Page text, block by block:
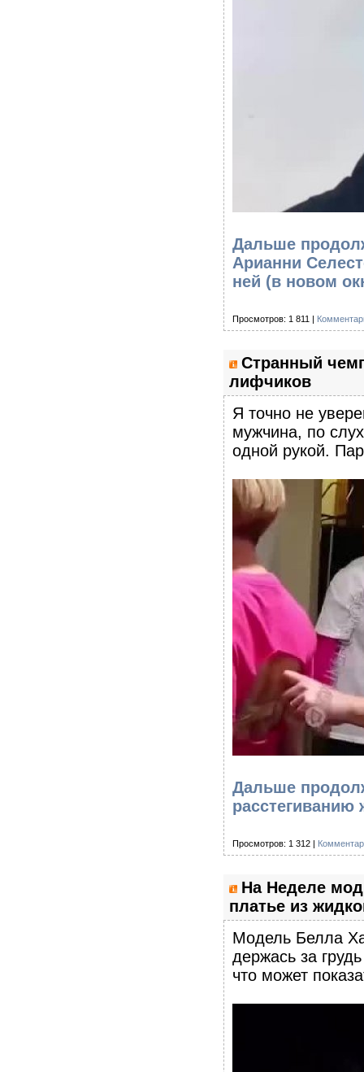
Дальше
Арианни
ней (в новом
Просмотров: 1 811 |
Странный
лифчиков
Я точно не
мужчина, по
одной рукой.
Дальше
Просмотров: 1 312 |
На Неделе
платье из
Модель Белла
держась за
что может